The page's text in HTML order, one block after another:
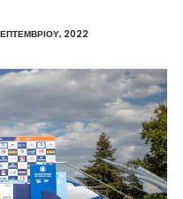
2022